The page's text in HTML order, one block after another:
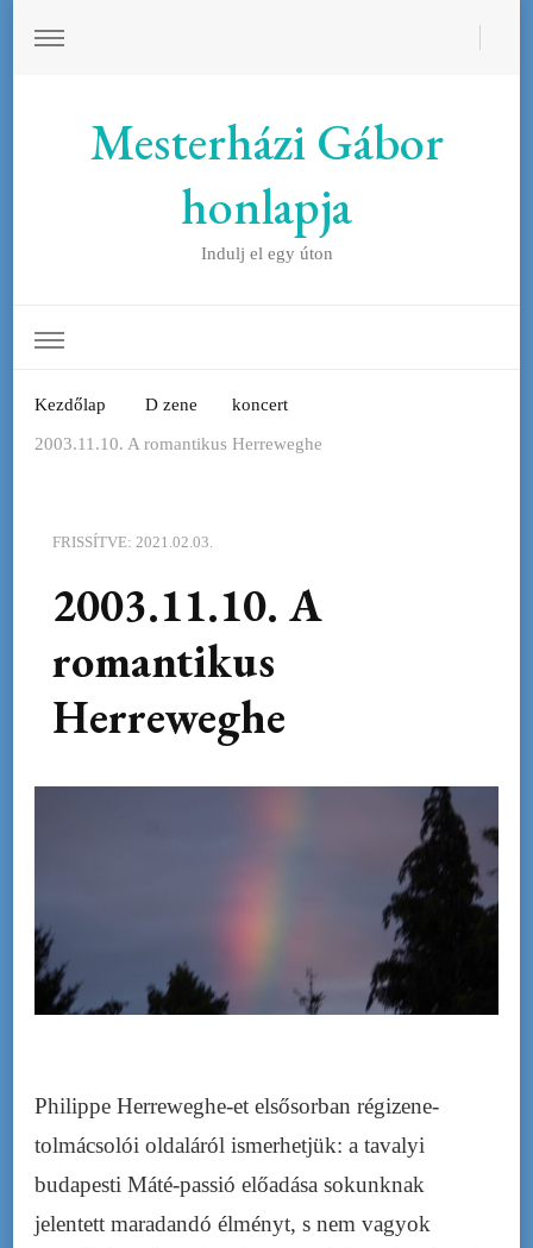
Mesterházi Gábor
honlapja
Indulj el egy úton
Kezdőlap D zene koncert
2003.11.10. A romantikus Herreweghe
FRISSÍTVE: 2021.02.03.
2003.11.10. A
romantikus
Herreweghe
Philippe Herreweghe-et elsősorban régizene-
tolmácsolói oldaláról ismerhetjük: a tavalyi
budapesti Máté-passió előadása sokunknak
jelentett maradandó élményt, s nem vagyok